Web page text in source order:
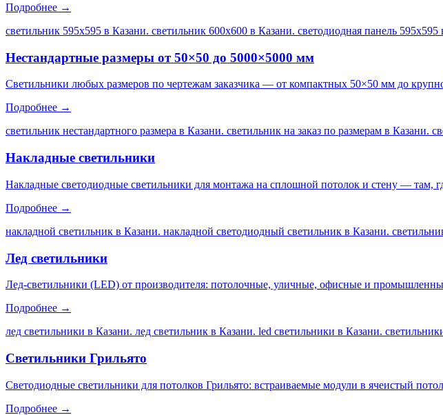
Подробнее →
светильник 595х595 в Казани. светильник 600х600 в Казани. светодиодная панель
Нестандартные размеры от 50×50 до 5000×5000 мм
Светильники любых размеров по чертежам заказчика — от компактных 50×50 мм до
Подробнее →
светильник нестандартного размера в Казани. светильник на заказ по размерам в Казани.
Накладные светильники
Накладные светодиодные светильники для монтажа на сплошной потолок и стену — там,
Подробнее →
накладной светильник в Казани. накладной светодиодный светильник в Казани.
Лед светильники
Лед-светильники (LED) от производителя: потолочные, уличные, офисные и
Подробнее →
лед светильники в Казани. лед светильник в Казани. led светильники в Казани.
Светильники Грильято
Светодиодные светильники для потолков Грильято: встраиваемые модули в ячеистый
Подробнее →